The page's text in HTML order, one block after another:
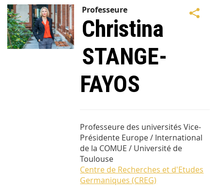
Professeure
Christina
STANGE-
FAYOS
Professeure des universités Vice-
Présidente Europe / International
de la COMUE / Université de
Toulouse
Centre de Recherches et d'Etudes
Germaniques (CREG)